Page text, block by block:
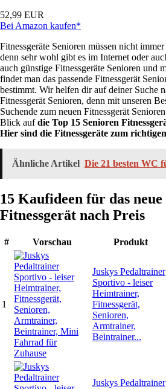
52,99 EUR
Bei Amazon kaufen*
Fitnessgeräte Senioren müssen nicht
denn sehr wohl gibt es im Internet oder
auch günstige Fitnessgeräte Senioren und
findet man das passende Fitnessgerät
bestimmt. Wir helfen dir auf deiner Suche
Fitnessgerät Senioren, denn mit unseren
Suchende zum neuen Fitnessgerät
Blick aufdie Top 15 Senioren
Hier sind die Fitnessgeräte zum
Ähnliche Artikel Die 21 besten WC
15 Kaufideen für das neue
Fitnessgerät nach Preis
# Vorschau Produkt
1
Juskys Pedaltrainer
Sportivo - leiser
Heimtrainer,
Fitnessgerät,
Senioren,
Armtrainer,
Beintrainer...
Juskys Pedaltrainer